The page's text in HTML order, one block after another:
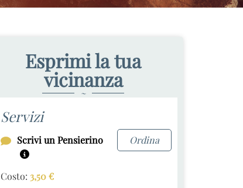
Esprimi la tua
vicinanza
~
Servizi
Scrivi un Pensierino Ordina
Costo: 3,50€